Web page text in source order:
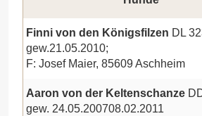
Finni von den Königsfilzen DL
gew.21.05.2010;
F: Josef Maier, 85609 Aschheim
Aaron von der Keltenschanze
gew. 24.05.200708.02.2011